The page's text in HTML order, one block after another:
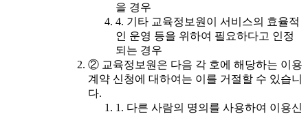
을 경우
4. 기타 교육정보원이 서비스의 효율적
인 운영 등을 위하여 필요하다고 인정
되는 경우
② 교육정보원은 다음 각 호에 해당하는 이용
계약 신청에 대하여는 이를 거절할 수 있습니
다.
1. 다른 사람의 명의를 사용하여 이용신